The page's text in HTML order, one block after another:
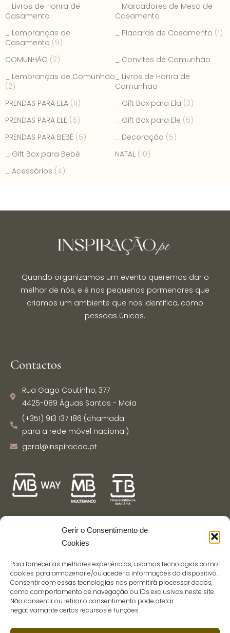
Gerir o Consentimento de
Cookies
Para fornecer as melhores experiências, usamos tecnologias como
cookies para armazenar e/ou aceder a informações do dispositivo.
Consentir com essas tecnologias nos permitirá processar dados,
como comportamento de navegação ou IDs exclusivos neste site.
Não consentir ou retirar o consentimento pode afetar
negativamante certos recursos e funções.
_ Livros de Honra de
Casamento
_ Marcadores de Mesa de
Casamento
_ Lembranças de
Casamento (9)
_ Placards de Casamento (1)
COMUNHÃO (2)
_ Convites de Comunhão
_ Lembranças de Comunhão
(2)
_ Livros de Honra de
Comunhão
PRENDAS PARA ELA (11) _ Gift Box para Ela (3)
PRENDAS PARA ELE (6) _ Gift Box para Ele (5)
PRENDAS PARA BEBÉ (5) _ Decoração (5)
_ Gift Box para Bebé
NATAL (10)
_ Acessórios (4)
Quando organizamos um evento queremos dar o
melhor de nós, e é nos pequenos pormenores que
criamos um ambiente que nos identifica, como
pessoas únicas.
Contactos
Rua Gago Coutinho, 377
4425-089 Águas Santas - Maia
(+351) 913 137 186 (chamada
para a rede móvel nacional)
geral@inspiracao.pt
Links Úteis
Política de Privacidade
Política de Cookies
Termos e Condições
Envios e Devoluções